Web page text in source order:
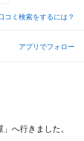
コミ検索をするには？
アプリでフォロー
へ行きました。